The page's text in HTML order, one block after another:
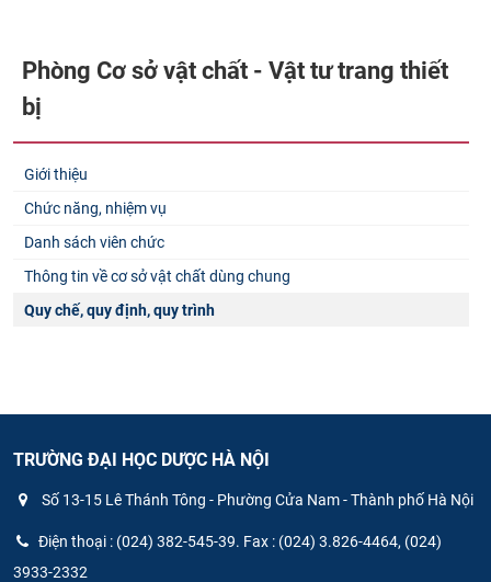
Phòng Cơ sở vật chất - Vật tư trang thiết
bị
Giới thiệu
Chức năng, nhiệm vụ
Danh sách viên chức
Thông tin về cơ sở vật chất dùng chung
Quy chế, quy định, quy trình
TRƯỜNG ĐẠI HỌC DƯỢC HÀ NỘI
Số 13-15 Lê Thánh Tông - Phường Cửa Nam - Thành phố Hà Nội
Điện thoại : (024) 382-545-39. Fax : (024) 3.826-4464, (024)
3933-2332